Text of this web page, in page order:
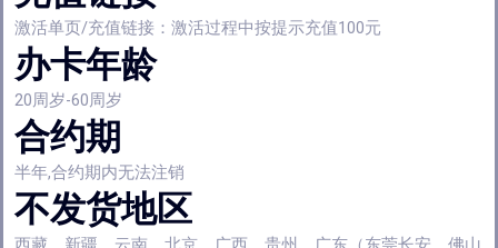
激活单页/充值链接：激活过程中按提示充值100元
办卡年龄
20周岁-60周岁
合约期
半年,合约期内无法注销
不发货地区